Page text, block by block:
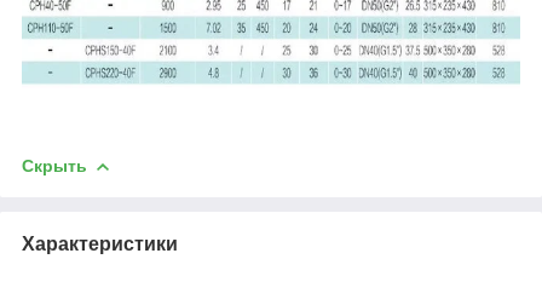
Скрыть
Характеристики